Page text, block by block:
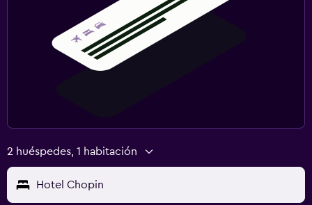
2 huéspedes, 1 habitación
Hotel Chopin